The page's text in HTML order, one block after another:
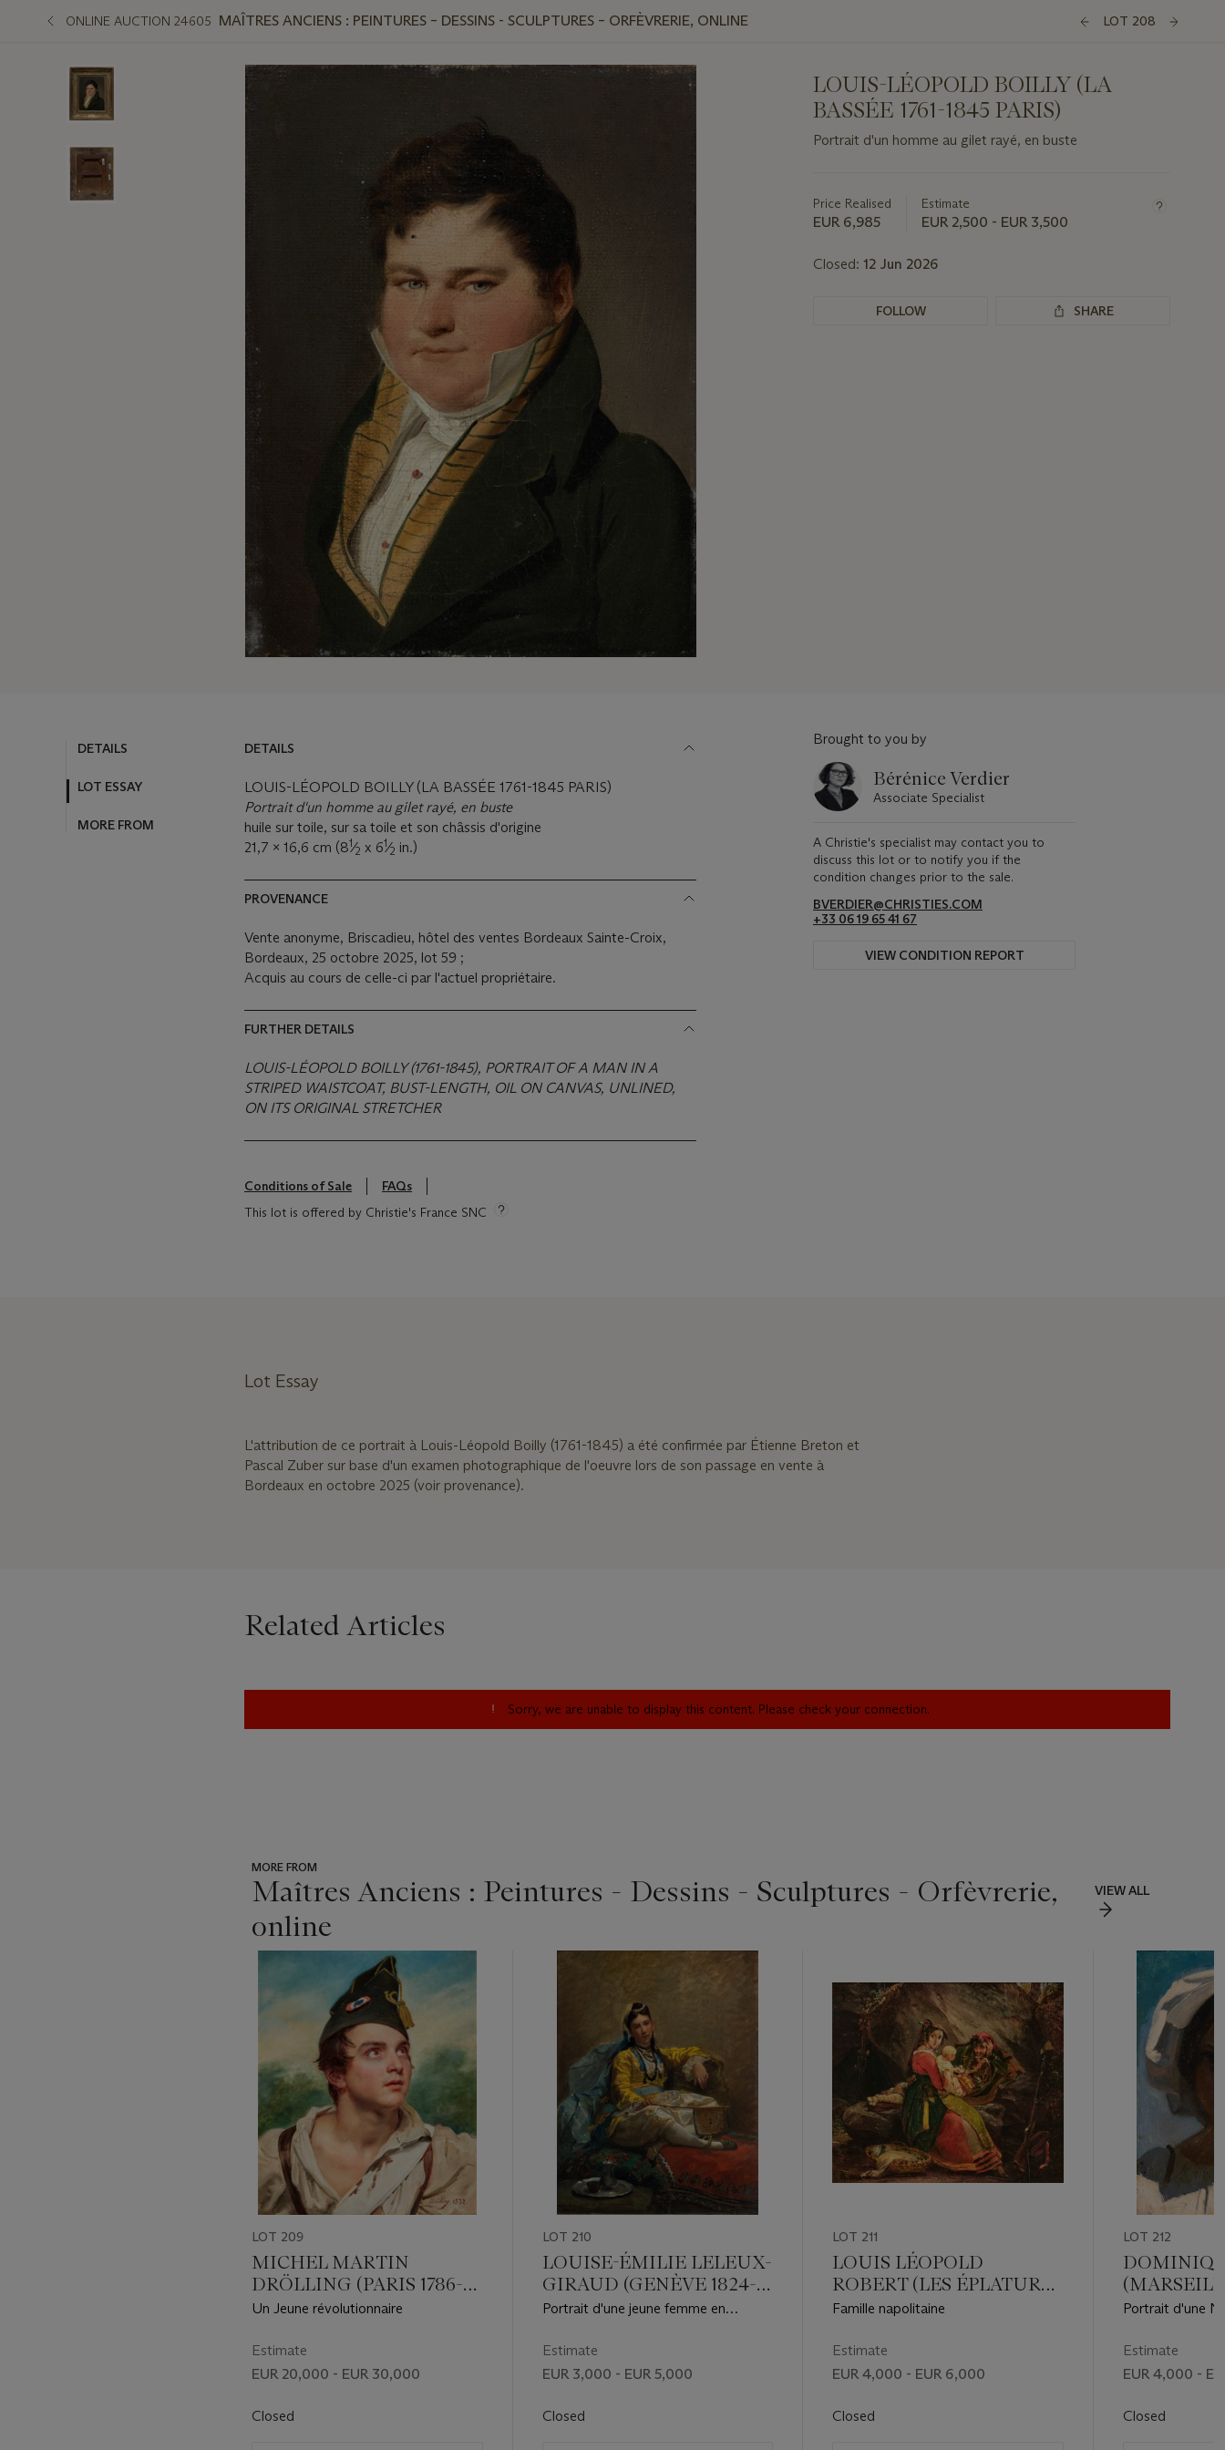
ONLINE AUCTION 24605 MAÎTRES ANCIENS : PEINTURES – DESSINS - SCULPTURES – ORFÈVRERIE, ONLINE LOT 208
LOUIS-LÉOPOLD BOILLY (LA
BASSÉE 1761-1845 PARIS)
Portrait d'un homme au gilet rayé, en buste
about
this
Price Realised
EUR 6,985
Estimate
EUR 2,500 - EUR 3,500
Closed: 12 Jun 2026
FOLLOW SHARE
DETAILS
LOT ESSAY
MORE FROM
DETAILS
LOUIS-LÉOPOLD BOILLY (LA BASSÉE 1761-1845 PARIS)
Portrait d'un homme au gilet rayé, en buste
huile sur toile, sur sa toile et son châssis d'origine
21,7 x 16,6 cm (81⁄2 x 61⁄2 in.)
PROVENANCE
Vente anonyme, Briscadieu, hôtel des ventes Bordeaux Sainte-Croix,
Bordeaux, 25 octobre 2025, lot 59 ;
Acquis au cours de celle-ci par l'actuel propriétaire.
FURTHER DETAILS
LOUIS-LÉOPOLD BOILLY (1761-1845), PORTRAIT OF A MAN IN A
STRIPED WAISTCOAT, BUST-LENGTH, OIL ON CANVAS, UNLINED,
ON ITS ORIGINAL STRETCHER
Conditions of Sale
FAQs
This lot is offered by Christie's France SNC
Brought to you by
Bérénice Verdier
Associate Specialist
A Christie's specialist may contact you to
discuss this lot or to notify you if the
condition changes prior to the sale.
BVERDIER@CHRISTIES.COM
+33 06 19 65 41 67
VIEW CONDITION REPORT
Lot Essay
L'attribution de ce portrait à Louis-Léopold Boilly (1761-1845) a été confirmée par Étienne Breton et
Pascal Zuber sur base d'un examen photographique de l'oeuvre lors de son passage en vente à
Bordeaux en octobre 2025 (voir provenance).
Related Articles
Sorry, we are unable to display this content. Please check your connection.
MORE FROM
Maîtres Anciens : Peintures - Dessins - Sculptures - Orfèvrerie,
online
VIEW ALL
item_current_of_total_txt
LOT 209
MICHEL MARTIN
DRÖLLING (PARIS 1786-
1851)
Un Jeune révolutionnaire
Estimate
EUR 20,000 - EUR 30,000
Closed
LOT 210
LOUISE-ÉMILIE LELEUX-
GIRAUD (GENÈVE 1824-
1885 PARIS)
Portrait d'une jeune femme en
Estimate
EUR 3,000 - EUR 5,000
Closed
LOT 211
LOUIS LÉOPOLD
ROBERT (LES ÉPLATURES
1794-1835 VENISE)
Famille napolitaine
Estimate
EUR 4,000 - EUR 6,000
Closed
LOT 212
Portrait d'une
Estimate
EUR 4,000 -
Closed